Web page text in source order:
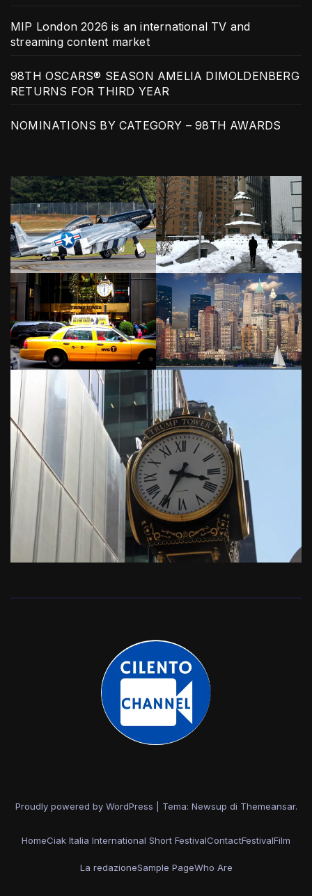
MIP London 2026 is an international TV and
streaming content market
98TH OSCARS® SEASON AMELIA DIMOLDENBERG
RETURNS FOR THIRD YEAR
NOMINATIONS BY CATEGORY – 98TH AWARDS
Proudly powered by WordPress Tema: Newsup di Themeansar.
HomeCiak Italia International Short FestivalContactFestivalFilm
La redazioneSample PageWho Are